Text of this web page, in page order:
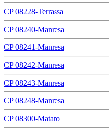
CP 08228-Terrassa
CP 08240-Manresa
CP 08241-Manresa
CP 08242-Manresa
CP 08243-Manresa
CP 08248-Manresa
CP 08300-Mataro